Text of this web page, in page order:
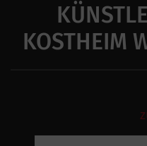
KOSTHEIM